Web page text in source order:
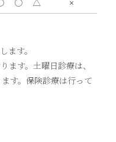
〇 △
×
ます。
ます。土曜日診療は、
す。保険診療は行って